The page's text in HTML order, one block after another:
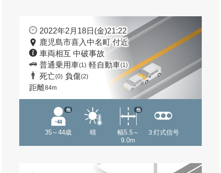
2022年2月18日(金)21:22
鹿児島市喜入中名町 付近
車両相互 中破事故
普通乗用車(1) 軽自動車(1)
死亡(0) 負傷(2)
距離84m
35～44歳
他
晴
幅5.5～
9.0m
他
３灯式信号